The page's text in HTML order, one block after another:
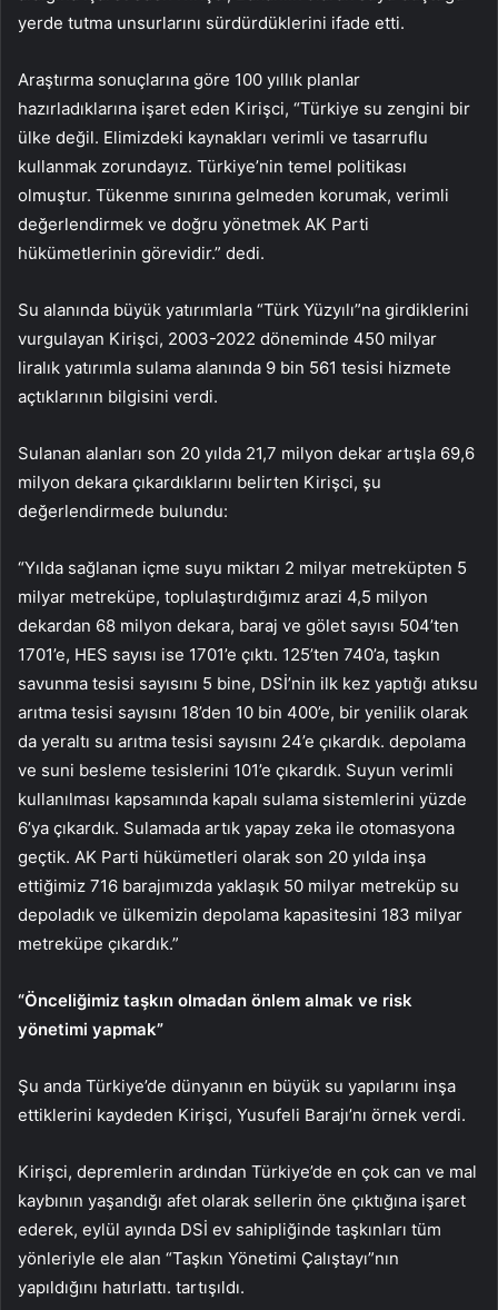
yerde tutma unsurlarını sürdürdüklerini ifade etti.
Araştırma sonuçlarına göre 100 yıllık planlar
hazırladıklarına işaret eden Kirişci, “Türkiye su zengini bir
ülke değil. Elimizdeki kaynakları verimli ve tasarruflu
kullanmak zorundayız. Türkiye’nin temel politikası
olmuştur. Tükenme sınırına gelmeden korumak, verimli
değerlendirmek ve doğru yönetmek AK Parti
hükümetlerinin görevidir.” dedi.
Su alanında büyük yatırımlarla “Türk Yüzyılı”na girdiklerini
vurgulayan Kirişci, 2003-2022 döneminde 450 milyar
liralık yatırımla sulama alanında 9 bin 561 tesisi hizmete
açtıklarının bilgisini verdi.
Sulanan alanları son 20 yılda 21,7 milyon dekar artışla 69,6
milyon dekara çıkardıklarını belirten Kirişci, şu
değerlendirmede bulundu:
“Yılda sağlanan içme suyu miktarı 2 milyar metreküpten 5
milyar metreküpe, toplulaştırdığımız arazi 4,5 milyon
dekardan 68 milyon dekara, baraj ve gölet sayısı 504’ten
1701’e, HES sayısı ise 1701’e çıktı. 125’ten 740’a, taşkın
savunma tesisi sayısını 5 bine, DSİ’nin ilk kez yaptığı atıksu
arıtma tesisi sayısını 18’den 10 bin 400’e, bir yenilik olarak
da yeraltı su arıtma tesisi sayısını 24’e çıkardık. depolama
ve suni besleme tesislerini 101’e çıkardık. Suyun verimli
kullanılması kapsamında kapalı sulama sistemlerini yüzde
6’ya çıkardık. Sulamada artık yapay zeka ile otomasyona
geçtik. AK Parti hükümetleri olarak son 20 yılda inşa
ettiğimiz 716 barajımızda yaklaşık 50 milyar metreküp su
depoladık ve ülkemizin depolama kapasitesini 183 milyar
metreküpe çıkardık.”
“Önceliğimiz taşkın olmadan önlem almak ve risk
yönetimi yapmak”
Şu anda Türkiye’de dünyanın en büyük su yapılarını inşa
ettiklerini kaydeden Kirişci, Yusufeli Barajı’nı örnek verdi.
Kirişci, depremlerin ardından Türkiye’de en çok can ve mal
kaybının yaşandığı afet olarak sellerin öne çıktığına işaret
ederek, eylül ayında DSİ ev sahipliğinde taşkınları tüm
yönleriyle ele alan “Taşkın Yönetimi Çalıştayı”nın
yapıldığını hatırlattı. tartışıldı.